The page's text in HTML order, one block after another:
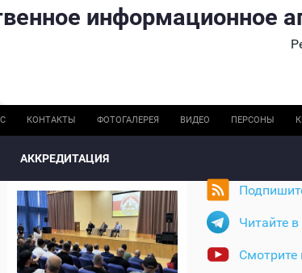
информационное
КОНТАКТЫ ФОТОГАЛЕРЕЯ ВИДЕО ПЕРСОНЫ
АККРЕДИТАЦИЯ
Читайте
Смотрите